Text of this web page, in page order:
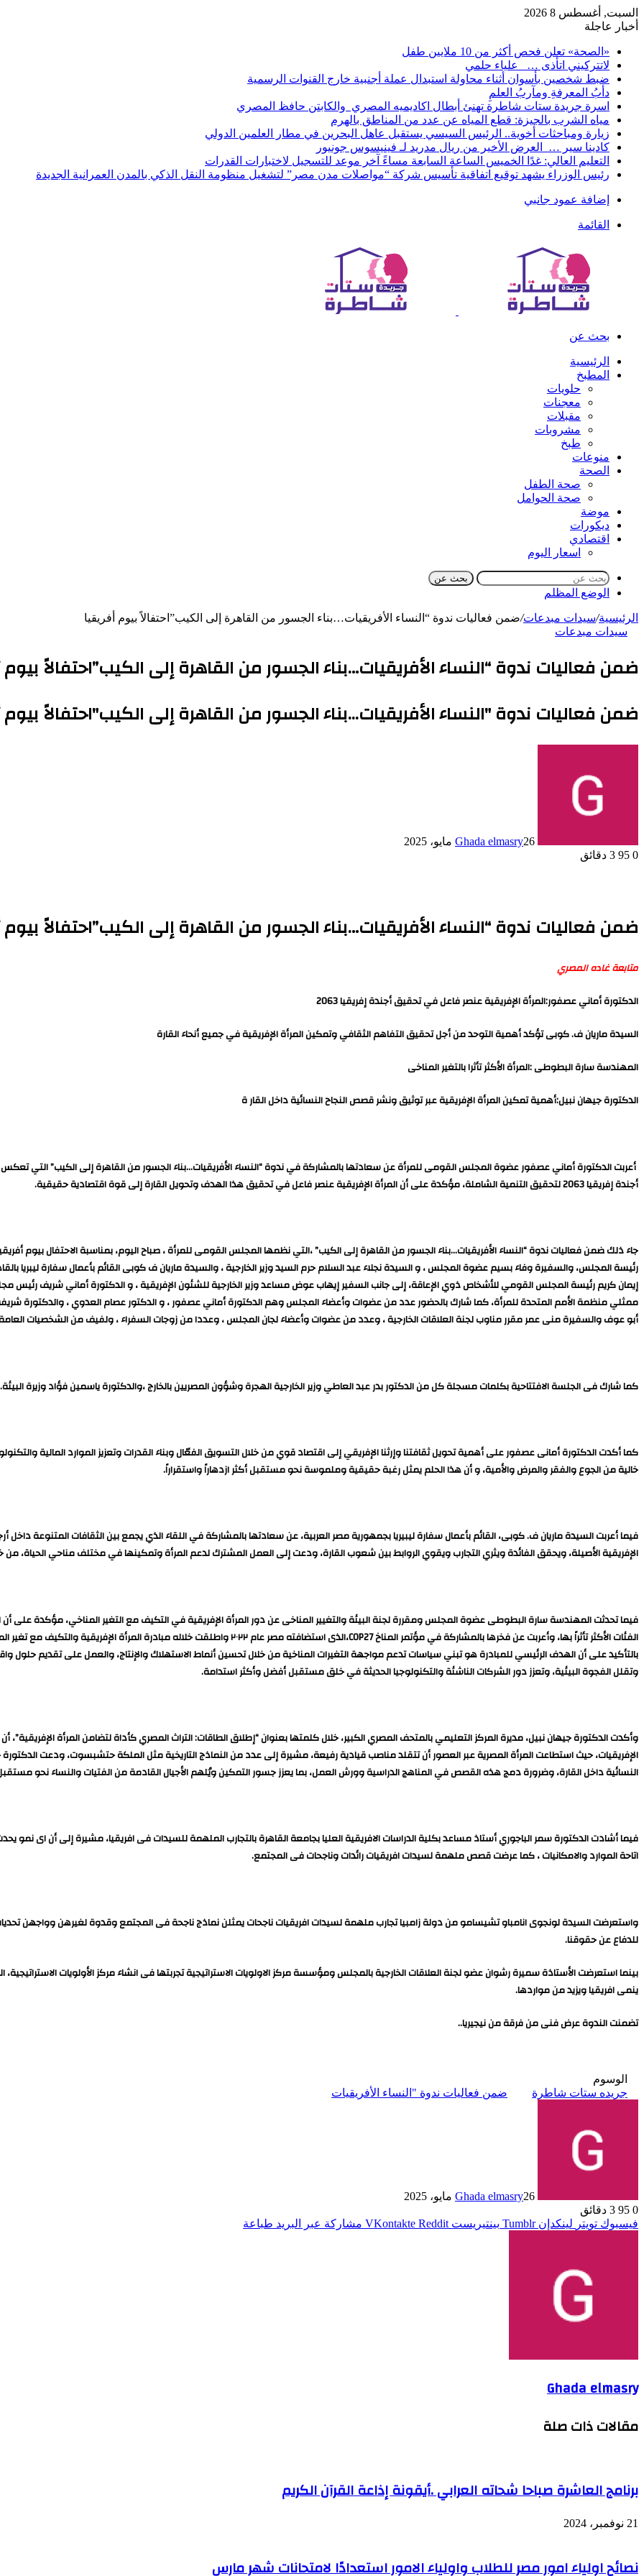
السبت, أغسطس 8 2026
أخبار عاجلة
«الصحة» تعلن فحص أكثر من 10 ملايين طفل
لاتتركيني اتأذى … علياء حلمي
ضبط شخصين بأسوان أثناء محاولة استبدال عملة أجنبية خارج القنوات الرسمية
دأبُ المعرفةِ ومآربُ العلمِ
اسرة جريدة ستات شاطرة تهنئ أبطال اكاديميه المصري والكابتن حافظ المصري
مياه الشرب بالجيزة: قطع المياه عن عدد من المناطق بالهرم
زيارة ومباحثات أخوية.. الرئيس السيسي يستقبل عاهل البحرين في مطار العلمين الدولي
كادينا سير … العرض الأخير من ريال مدريد لـ فينيسوس جونيور
التعليم العالي: غدًا الخميس الساعة السابعة مساءً آخر موعد للتسجيل لاختبارات القدرات
رئيس الوزراء يشهد توقيع اتفاقية تأسيس شركة “مواصلات مدن مصر” لتشغيل منظومة النقل الذكي بالمدن العمرانية الجديدة
إضافة عمود جانبي
القائمة
بحث عن
الرئيسية
المطبخ
حلويات
معجنات
مقبلات
مشروبات
طبخ
منوعات
الصحة
صحة الطفل
صحة الحوامل
موضة
ديكورات
اقتصادي
اسعار اليوم
بحث عن
الوضع المظلم
الرئيسية/سيدات مبدعات/ضمن فعاليات ندوة “النساء الأفريقيات…بناء الجسور من القاهرة إلى الكيب”احتفالاً بيوم أفريقيا
سيدات مبدعات
ضمن فعاليات ندوة “النساء الأفريقيات…بناء الجسور من القاهرة إلى الكيب”احتفالاً بيوم
ضمن فعاليات ندوة "النساء الأفريقيات...بناء الجسور من القاهرة إلى الكيب"احتفالاً بيوم
Ghada elmasry26 مايو، 2025
0
3 دقائق
ضمن فعاليات ندوة “النساء الأفريقيات…بناء الجسور من القاهرة إلى الكيب”احتفالاً بيوم
متابعة غاده المصري
الدكتورة أماني عصفور:المرأة الإفريقية عنصر فاعل في تحقيق أجندة إفريقيا 2063
السيدة ماريان ف. كوبى تؤكد أهمية التوحد من أجل تحقيق التفاهم الثقافي وتمكين المرأة الإفريقية في جميع أنحاء القارة
المهندسة سارة البطوطى :المرأة الأكثر تأثرا بالتغير المناخى
الدكتورة جيهان نبيل:أهمية تمكين المرأة الإفريقية عبر توثيق ونشر قصص النجاح النسائية داخل القار ة
أعربت الدكتورة أماني عصفور عضوة المجلس القومى للمرأة عن سعادتها بالمشاركة في ندوة “النساء الأفريقيات…بناء الجسور من القاهرة إلى الكيب” التي
أجندة إفريقيا 2063 لتحقيق التنمية الشاملة، مؤكدة على أن المرأة الإفريقية عنصر فاعل في تحقيق هذا الهدف وتحويل القارة إلى قوة اقتصادية حقيقية.
جاء ذلك ضمن فعاليات ندوة “النساء الأفريقيات…بناء الجسور من القاهرة إلى الكيب” ،التي نظمها المجلس القومى للمرأة ، صباح اليوم، بمناسبة الاحتفال بيوم
رئيسة المجلس، والسفيرة وفاء بسيم عضوة المجلس ، و السيدة نجلاء عبد السلام حرم السيد وزير الخارجية ، والسيدة ماريان ف كوبى القائم بأعمال سفارة ليبريا
إيمان كريم رئيسة المجلس القومي للأشخاص ذوي الإعاقة، إلى جانب السفير إيهاب عوض مساعد وزير الخارجية للشئون الإفريقية ، و الدكتورة أماني شريف رئيس
ممثلي منظمة الأمم المتحدة للمرأة، كما شارك بالحضور عدد من عضوات وأعضاء المجلس وهم الدكتورة أماني عصفور ، و الدكتور عصام العدوي ، والدكتورة
أبو عوف والسفيرة منى عمر مقرر مناوب لجنة العلاقات الخارجية ، وعدد من عضوات وأعضاء لجان المجلس ، وعددا من زوجات السفراء ، ولفيف من الشخصيات
كما شارك فى الجلسة الافتتاحية بكلمات مسجلة كل من الدكتور بدر عبد العاطي وزير الخارجية الهجرة وشؤون المصريين بالخارج ،والدكتورة ياسمين فؤاد وزيرة البيئة.
كما أكدت الدكتورة أمانى عصفور على أهمية تحويل ثقافتنا وإرثنا الإفريقي إلى اقتصاد قوي من خلال التسويق الفعّال وبناء القدرات وتعزيز الموارد المالية
خالية من الجوع والفقر والمرض والأمية، و أن هذا الحلم يمثل رغبة حقيقية وملموسة نحو مستقبل أكثر ازدهاراً واستقراراً.
فيما أعربت السيدة ماريان ف. كوبى، القائم بأعمال سفارة ليبيريا بجمهورية مصر العربية، عن سعادتها بالمشاركة في اللقاء الذي يجمع بين الثقافات المتنوعة داخل
الإفريقية الأصيلة، ويحقق الفائدة ويثري التجارب ويقوي الروابط بين شعوب القارة، ودعت إلى العمل المشترك لدعم المرأة وتمكينها في مختلف مناحي الحياة، من
فيما تحدثت المهندسة سارة البطوطى عضوة المجلس ومقررة لجنة البيئة والتغيير المناخى عن دور المرأة الإفريقية في التكيف مع التغير المناخي، مؤكدة على أن
بالتأكيد على أن الهدف الرئيسي للمبادرة هو تبني سياسات تدعم مواجهة التغيرات المناخية من خلال تحسين أنماط الاستهلاك والإنتاج، والعمل على تقديم حلول
وتقلل الفجوة البيئية، وتعزز دور الشركات الناشئة والتكنولوجيا الحديثة في خلق مستقبل أفضل وأكثر استدامة.
وأكدت الدكتورة جيهان نبيل، مديرة المركز التعليمي بالمتحف المصري الكبير، خلال كلمتها بعنوان “إطلاق الطاقات: التراث المصري كأداة لتضامن المرأة
الإفريقيات، حيث استطاعت المرأة المصرية عبر العصور أن تتقلد مناصب قيادية رفيعة، مشيرة إلى عدد من النماذج التاريخية مثل الملكة حتشبسوت، ودعت
النسائية داخل القارة، وضرورة دمج هذه القصص في المناهج الدراسية وورش العمل، بما يعزز جسور التمكين ويُلهم الأجيال القادمة من الفتيات والنساء نحو
فيما أشادت الدكتورة سمر الباجوري أستاذ مساعد بكلية الدراسات الافريقية العليا بجامعة القاهرة بالتجارب الملهمة للسيدات فى افريقيا، مشيرة إلى أن اى
اتاحة الموارد والامكانيات ، كما عرضت قصص ملهمة لسيدات افريقيات رائدات وناجحات فى المجتمع.
واستعرضت السيدة لونجوى انامباو تشيسامو من دولة زامبيا تجارب ملهمة لسيدات افريقيات ناجحات يمثلن نماذج ناجحة فى المجتمع وقدوة لغيرهن وواجهن
للدفاع عن حقوقنا.
بينما استعرضت الأستاذة سميرة رشوان عضو لجنة العلاقات الخارجية بالمجلس ومؤسسة مركز الاولويات الاستراتيجية تجربتها فى انشاء مركز الأولويات
ينمى افريقيا ويزيد من مواردها.
تضمنت الندوة عرض فنى من فرقة من نيجيريا..
الوسوم
جريده ستات شاطرة
ضمن فعاليات ندوة "النساء الأفريقيات
Ghada elmasry26 مايو، 2025
0
3 دقائق
فيسبوك تويتر لينكدإن بينتيريست مشاركة عبر البريد طباعة
Ghada elmasry
مقالات ذات صلة
برنامج العاشرة صباحا شحاته العرابي .أيقونة إذاعة القرآن الكريم
21 نوفمبر، 2024
نصائح اولياء امور مصر للطلاب واولياء الامور استعدادًا لامتحانات شهر مارس